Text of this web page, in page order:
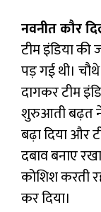
नवनीत कौर
टीम इंडिया
पड़ गई थी।
दागकर टीम
शुरुआती बढ़त ने
बढ़ा दिया और
दबाव बनाए
कोशिश करती
कर दिया।